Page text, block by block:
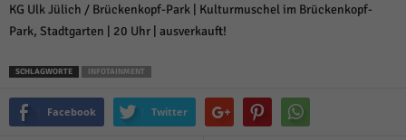
KG Ulk Jülich / Brückenkopf-Park | Kulturmuschel im Brückenkopf-
Park, Stadtgarten | 20 Uhr | ausverkauft!
SCHLAGWORTE INFOTAINMENT
Facebook Twitter